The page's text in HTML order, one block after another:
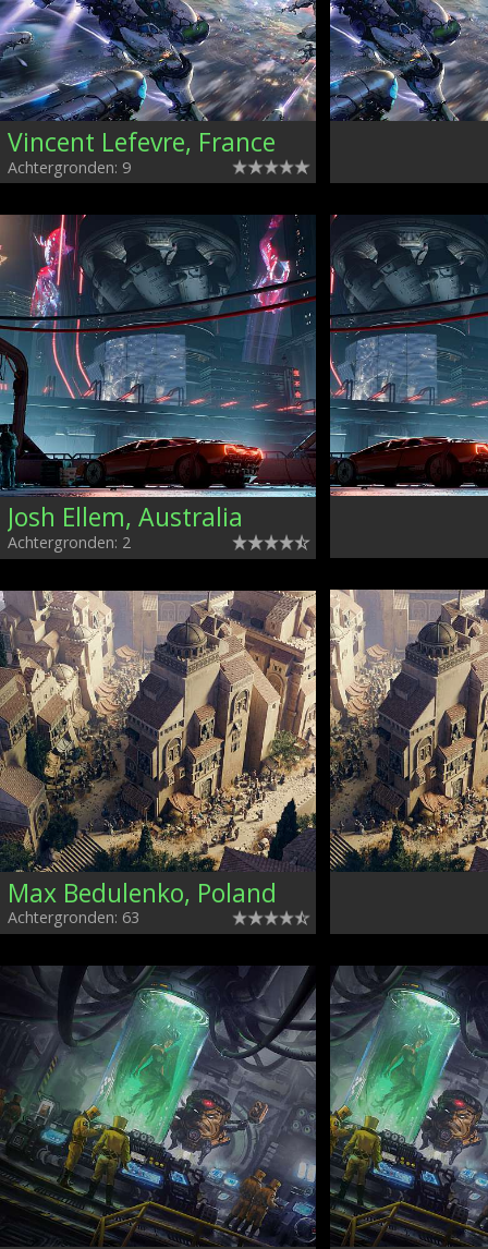
Vincent Lefevre, France
Achtergronden: 9
Josh Ellem, Australia
Achtergronden: 2
Max Bedulenko, Poland
Achtergronden: 63